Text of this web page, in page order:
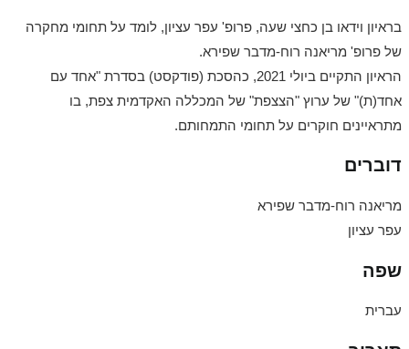
בראיון וידאו בן כחצי שעה, פרופ' עפר עציון, לומד על תחומי מחקרה
של פרופ' מריאנה רוח-מדבר שפירא.
הראיון התקיים ביולי 2021, כהסכת (פודקסט) בסדרת "אחד עם
אחד(ת)" של ערוץ "הצצפת" של המכללה האקדמית צפת, בו
מתראיינים חוקרים על תחומי התמחותם.
דוברים
מריאנה רוח-מדבר שפירא
עפר עציון
שפה
עברית